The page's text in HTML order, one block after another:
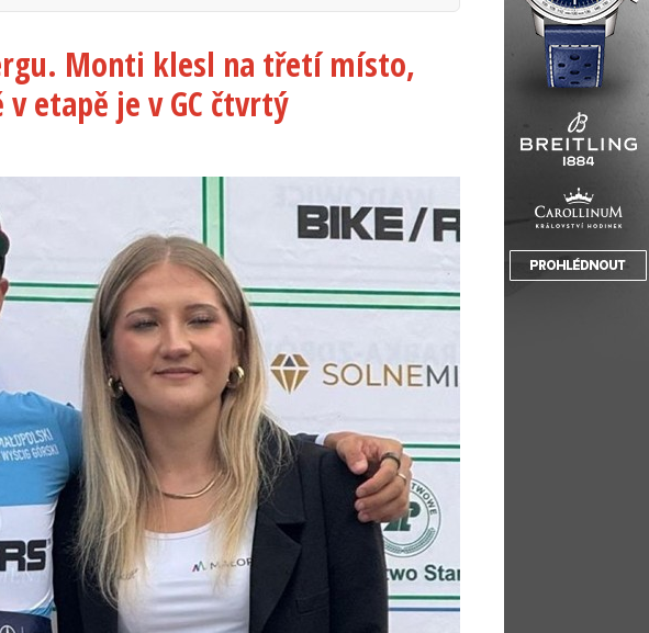
Monti klesl na třetí místo,
etapě je v GC čtvrtý